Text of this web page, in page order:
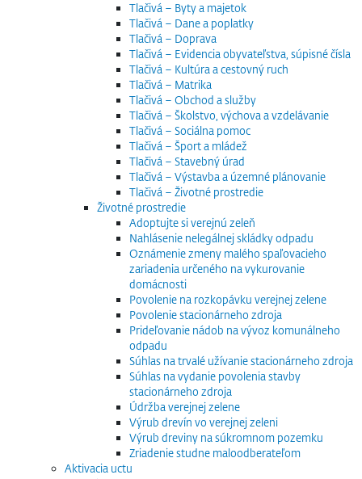
Tlačivá – Byty a majetok
Tlačivá – Dane a poplatky
Tlačivá – Doprava
Tlačivá – Evidencia obyvateľstva, súpisné čísla
Tlačivá – Kultúra a cestovný ruch
Tlačivá – Matrika
Tlačivá – Obchod a služby
Tlačivá – Školstvo, výchova a vzdelávanie
Tlačivá – Sociálna pomoc
Tlačivá – Šport a mládež
Tlačivá – Stavebný úrad
Tlačivá – Výstavba a územné plánovanie
Tlačivá – Životné prostredie
Životné prostredie
Adoptujte si verejnú zeleň
Nahlásenie nelegálnej skládky odpadu
Oznámenie zmeny malého spaľovacieho
zariadenia určeného na vykurovanie
domácnosti
Povolenie na rozkopávku verejnej zelene
Povolenie stacionárneho zdroja
Prideľovanie nádob na vývoz komunálneho
odpadu
Súhlas na trvalé užívanie stacionárneho zdroja
Súhlas na vydanie povolenia stavby
stacionárneho zdroja
Údržba verejnej zelene
Výrub drevín vo verejnej zeleni
Výrub dreviny na súkromnom pozemku
Zriadenie studne maloodberateľom
Aktivacia uctu